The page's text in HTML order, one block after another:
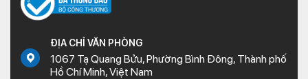
ĐỊA CHỈ VĂN PHÒNG
1067 Tạ Quang Bửu, Phường Bình Đông, Thành phố
Hồ Chí Minh, Việt Nam